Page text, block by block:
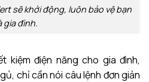
sẽ khởi động, luôn bảo vệ bạn
gia đình.
kiệm điện năng cho gia đình,
chỉ cần nói câu lệnh đơn giản